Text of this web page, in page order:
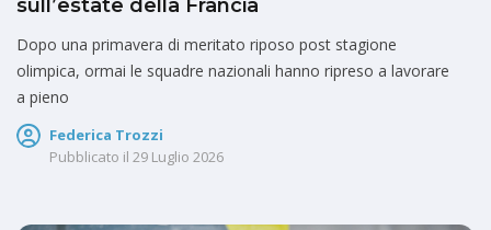
sull’estate della Francia
Dopo una primavera di meritato riposo post stagione
olimpica, ormai le squadre nazionali hanno ripreso a lavorare
a pieno
Federica Trozzi
Pubblicato il 29 Luglio 2026